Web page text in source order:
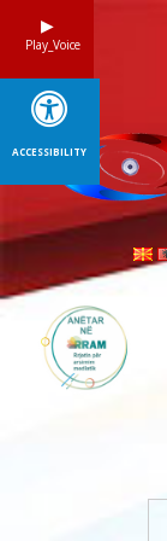
Play_Voice
ACCESSIBILITY